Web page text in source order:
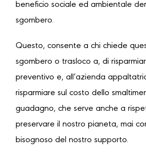
beneficio sociale ed ambientale
sgombero.
Questo, consente a chi chiede
sgombero o trasloco a, di
preventivo e, all’azienda
risparmiare sul costo dello
guadagno, che serve anche a
preservare il nostro pianeta, mai
bisognoso del nostro supporto.